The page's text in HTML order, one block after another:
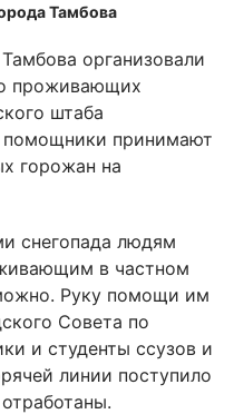
Тамбова
организовали
проживающих
штаба
принимают
горожан на
снегопада людям
в частном
Руку помощи им
Совета по
и студенты ссузов и
линии поступило